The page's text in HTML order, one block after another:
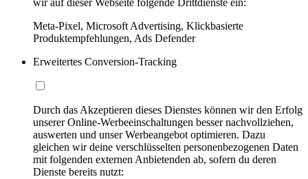
wir auf dieser Webseite folgende Drittdienste ein:
Meta-Pixel, Microsoft Advertising, Klickbasierte
Produktempfehlungen, Ads Defender
Erweitertes Conversion-Tracking
Durch das Akzeptieren dieses Dienstes können wir den Erfolg
unserer Online-Werbeeinschaltungen besser nachvollziehen,
auswerten und unser Werbeangebot optimieren. Dazu
gleichen wir deine verschlüsselten personenbezogenen Daten
mit folgenden externen Anbietenden ab, sofern du deren
Dienste bereits nutzt: